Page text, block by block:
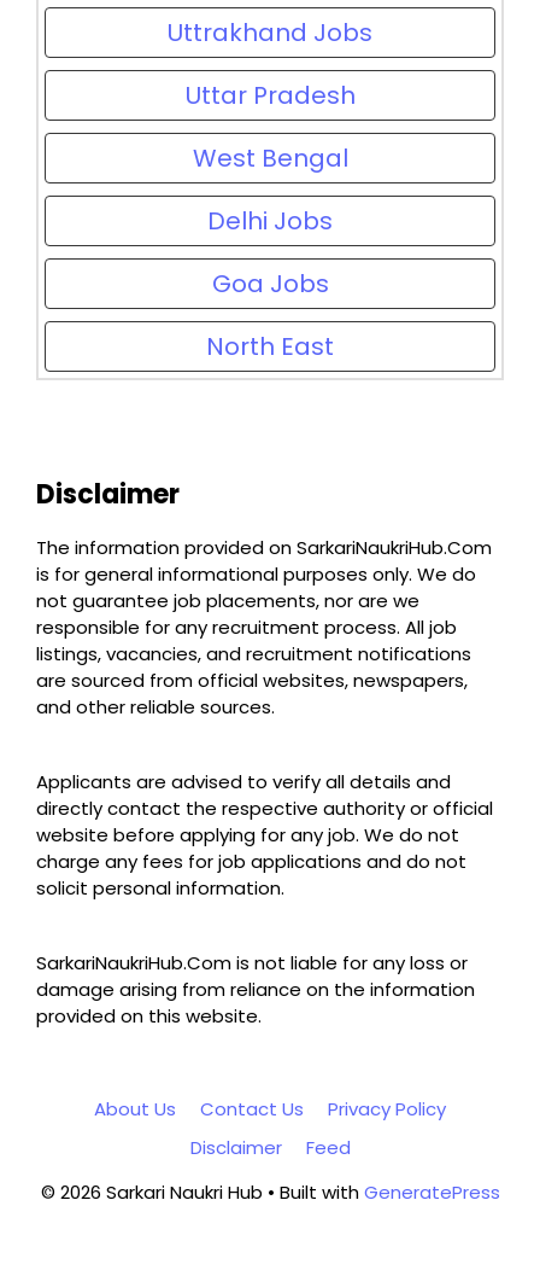
Uttrakhand Jobs
Uttar Pradesh
West Bengal
Delhi Jobs
Goa Jobs
North East
Disclaimer
The information provided on SarkariNaukriHub.Com
is for general informational purposes only. We do
not guarantee job placements, nor are we
responsible for any recruitment process. All job
listings, vacancies, and recruitment notifications
are sourced from official websites, newspapers,
and other reliable sources.
Applicants are advised to verify all details and
directly contact the respective authority or official
website before applying for any job. We do not
charge any fees for job applications and do not
solicit personal information.
SarkariNaukriHub.Com is not liable for any loss or
damage arising from reliance on the information
provided on this website.
About Us Contact Us
Privacy Policy
Disclaimer
Feed
© 2026 Sarkari Naukri Hub • Built withGeneratePress